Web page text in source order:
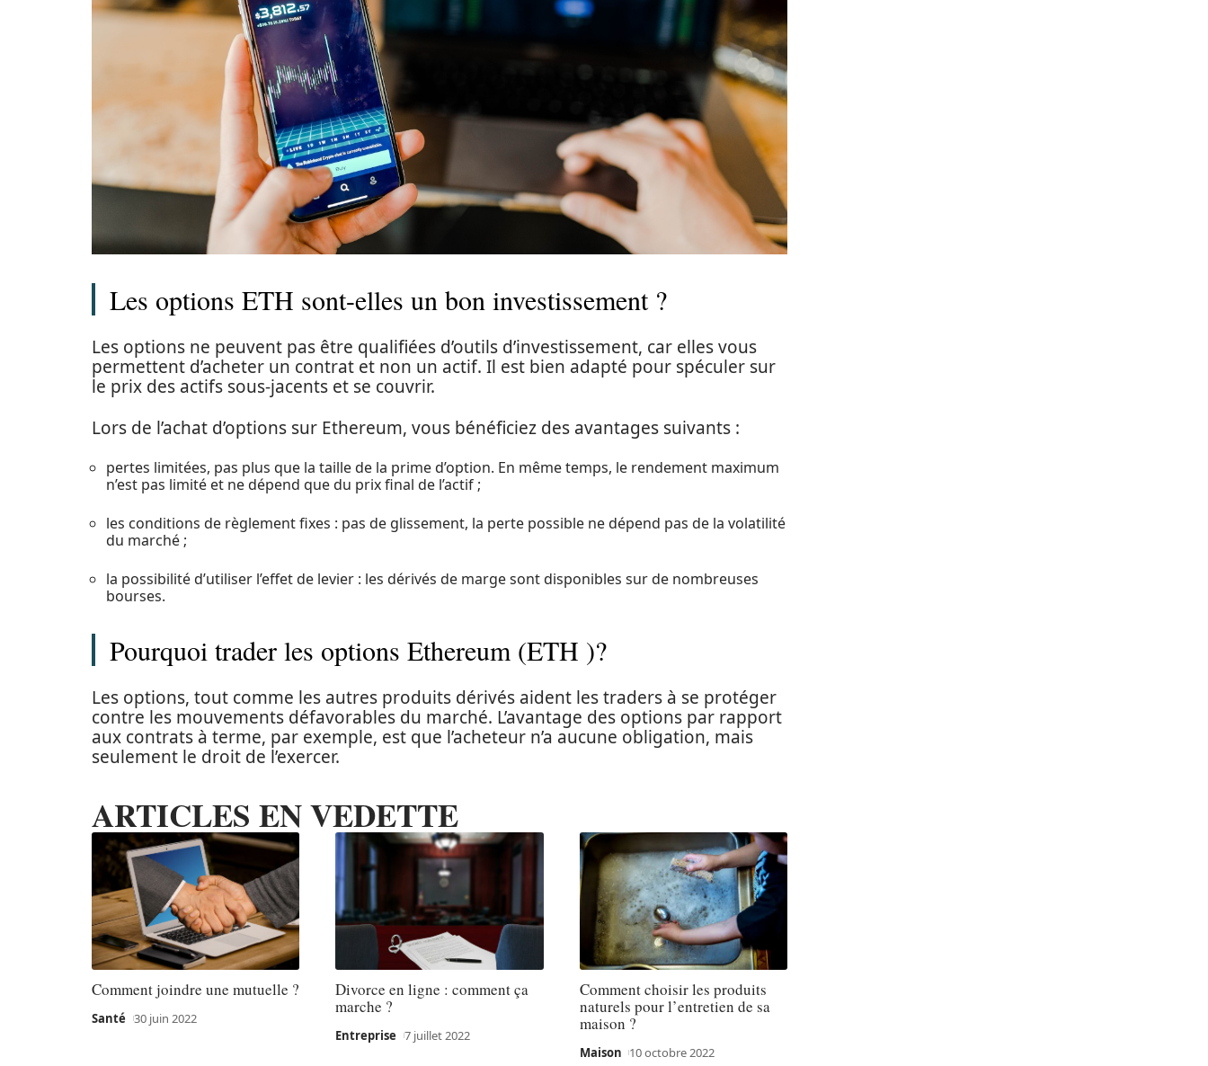
Les options ETH sont-elles un bon investissement ?
Les options ne peuvent pas être qualifiées d’outils d’investissement, car elles vous
permettent d’acheter un contrat et non un actif. Il est bien adapté pour spéculer sur
le prix des actifs sous-jacents et se couvrir.
Lors de l’achat d’options sur Ethereum, vous bénéficiez des avantages suivants :
pertes limitées, pas plus que la taille de la prime d’option. En même temps, le rendement maximum
n’est pas limité et ne dépend que du prix final de l’actif ;
les conditions de règlement fixes : pas de glissement, la perte possible ne dépend pas de la volatilité
du marché ;
la possibilité d’utiliser l’effet de levier : les dérivés de marge sont disponibles sur de nombreuses
bourses.
Pourquoi trader les options Ethereum (ETH )?
Les options, tout comme les autres produits dérivés aident les traders à se protéger
contre les mouvements défavorables du marché. L’avantage des options par rapport
aux contrats à terme, par exemple, est que l’acheteur n’a aucune obligation, mais
seulement le droit de l’exercer.
ARTICLES EN VEDETTE
Comment joindre une mutuelle ?
Santé 30 juin 2022
Divorce en ligne : comment ça
marche ?
Entreprise 7 juillet 2022
Comment choisir les produits
naturels pour l’entretien de sa
maison ?
Maison 10 octobre 2022